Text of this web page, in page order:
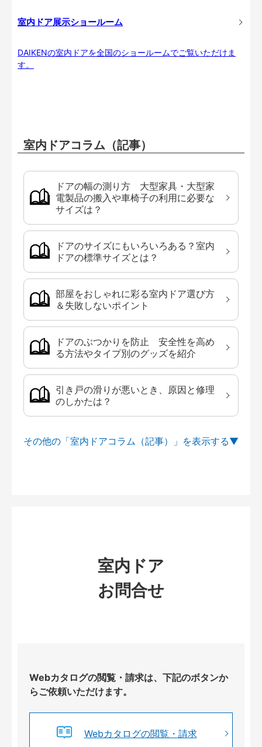
室内ドア展示ショールーム
DAIKENの室内ドアを全国のショールームでご覧いただけま
す。
室内ドアコラム（記事）
ドアの幅の測り方 大型家具・大型家
電製品の搬入や車椅子の利用に必要な
サイズは？
ドアのサイズにもいろいろある？室内
ドアの標準サイズとは？
部屋をおしゃれに彩る室内ドア選び方
＆失敗しないポイント
ドアのぶつかりを防止 安全性を高め
る方法やタイプ別のグッズを紹介
引き戸の滑りが悪いとき、原因と修理
のしかたは？
その他の「室内ドアコラム（記事）」を
室内ドア
お問合せ
Webカタログの閲覧・請求は、下記のボタンか
らご依頼いただけます。
Webカタログの閲覧・請求